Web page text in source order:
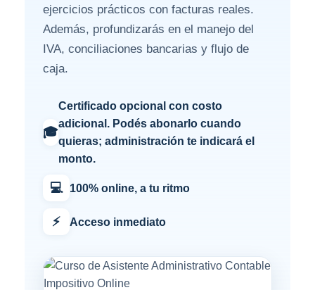
ejercicios prácticos con facturas reales.
Además, profundizarás en el manejo del
IVA, conciliaciones bancarias y flujo de
caja.
🎓
Certificado opcional con costo
adicional. Podés abonarlo cuando
quieras; administración te indicará el
monto.
💻 100% online, a tu ritmo
⚡ Acceso inmediato